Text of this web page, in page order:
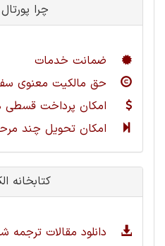
چرا
ضمانت خدمات
حق مالکیت معنوی
امکان پرداخت قسطی
امکان تحویل چند
کتابخانه
دانلود مقالات ترجمه